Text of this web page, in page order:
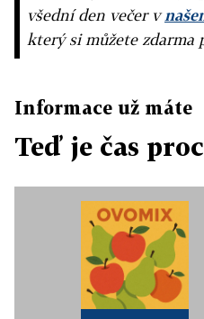
všední den večer v
který si můžete zdarma
Informace už máte
Teď je čas